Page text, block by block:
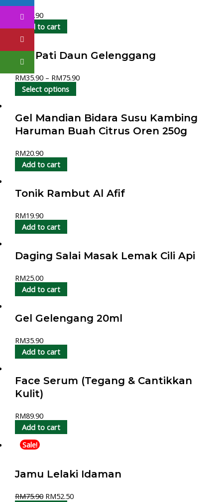
RM
59.90
Add to cart
Gel Pati Daun Gelenggang
RM35.90 – RM75.90
Select options
Gel Mandian Bidara Susu Kambing
Haruman Buah Citrus Oren 250g
RM20.90
Add to cart
Tonik Rambut Al Afif
RM19.90
Add to cart
Daging Salai Masak Lemak Cili Api
RM25.00
Add to cart
Gel Gelengang 20ml
RM35.90
Add to cart
Face Serum (Tegang & Cantikkan
Kulit)
RM89.90
Add to cart
Sale!
Jamu Lelaki Idaman
RM75.90 RM52.50